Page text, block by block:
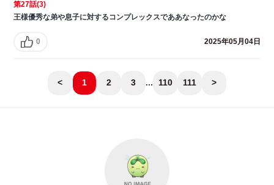
第27話(3)
王様優秀な弟や息子に対するコンプレックスでああなったのかな
0 2025年05月04日
< 1 2 3 ... 110 111 >